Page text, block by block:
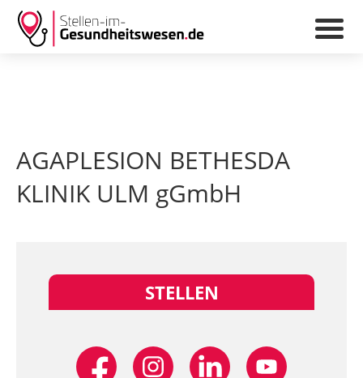
AGAPLESION BETHESDA
KLINIK ULM gGmbH
STELLEN